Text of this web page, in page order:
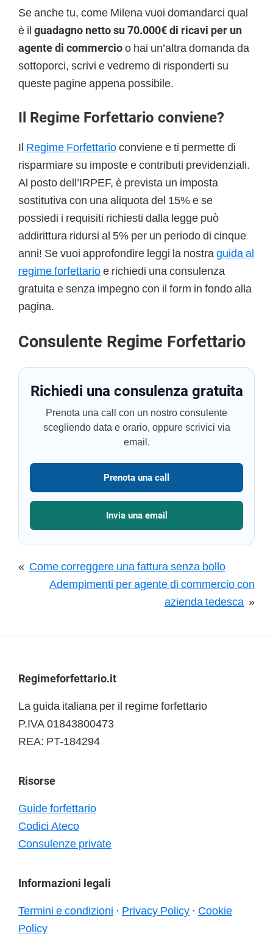
Se anche tu, come Milena vuoi domandarci qual
è il guadagno netto su 70.000€ di ricavi per un
agente di commercioo hai un’altra domanda da
sottoporci, scrivi e vedremo di risponderti su
queste pagine appena possibile.
Il Regime Forfettario conviene?
Il Regime Forfettarioconviene e ti permette di
risparmiare su imposte e contributi previdenziali.
Al posto dell’IRPEF, è prevista un imposta
sostitutiva con una aliquota del 15% e se
possiedi i requisiti richiesti dalla legge può
addirittura ridursi al 5% per un periodo di cinque
anni! Se vuoi approfondire leggi la nostra guida al
regime forfettarioe richiedi una consulenza
gratuita e senza impegno con il form in fondo alla
pagina.
Consulente Regime Forfettario
Richiedi una consulenza gratuita
Prenota una call con un nostro consulente
scegliendo data e orario, oppure scrivici via
email.
Prenota una call
Invia una email
« Come correggere una fattura senza bollo
Adempimenti per agente di commercio con
azienda tedesca »
Footer
Regimeforfettario.it
La guida italiana per il regime forfettario
P.IVA 01843800473
REA: PT-184294
Risorse
Guide forfettario
Codici Ateco
Consulenze private
Informazioni legali
Termini e condizioni · Privacy Policy · Cookie
Policy